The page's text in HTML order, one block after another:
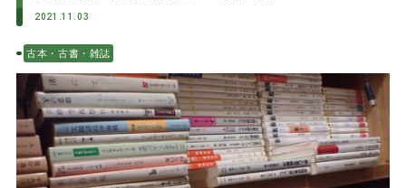
2021.11.03
古本・古書・雑誌